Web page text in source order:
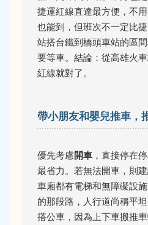
捷運紅線直達最方便，不
也能到，但班次不一定比
站搭台鐵到橋頭車站的區
要等車。結論：從高雄火
紅線就對了。
帶小朋友和嬰兒推車，
優先考慮開車 ，直接停在
最省力。若無法開車，則
車廂都有電梯和無障礙設
的那段路，人行道尚稱平
搭公車，因為上下車搬推